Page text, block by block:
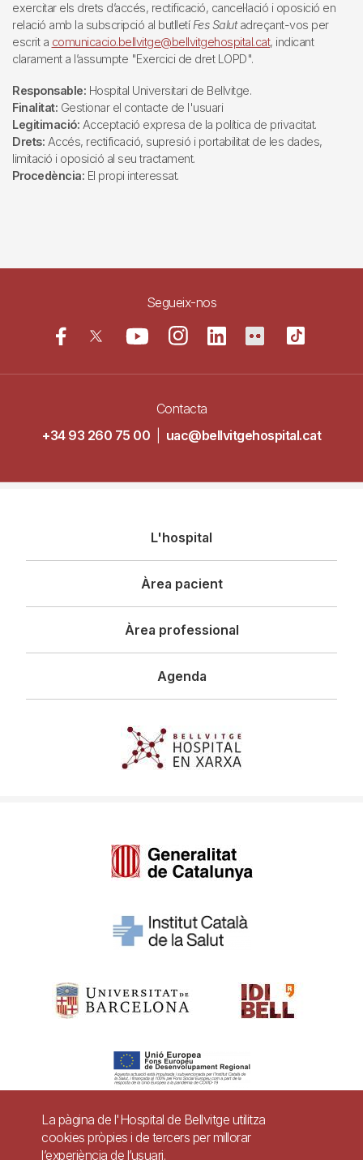
exercitar els drets d’accés, rectificació, cancel·lació i oposició en
relació amb la subscripció al butlletí Fes Salutadreçant-vos per
escrit a comunicacio.bellvitge@bellvitgehospital.cat, indicant
clarament a l’assumpte "Exercici de dret LOPD".
Responsable: Hospital Universitari de Bellvitge.
Finalitat: Gestionar el contacte de l'usuari
Legitimació: Acceptació expresa de la política de privacitat.
Drets: Accés, rectificació, supresió i portabilitat de les dades,
limitació i oposició al seu tractament.
Procedència: El propi interessat.
Segueix-nos
Contacta
+34 93 260 75 00
uac@bellvitgehospital.cat
principal
L'hospital
Àrea pacient
Àrea professional
Agenda
La pàgina de l'Hospital de Bellvitge utilitza
cookies pròpies i de tercers per millorar
l’experiència de l’usuari.